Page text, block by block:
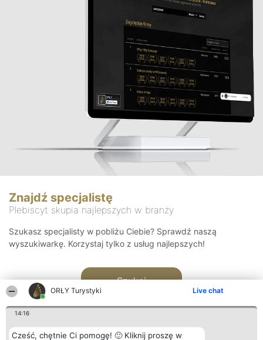
ORŁY Turystyki Live chat
14:16
Cześć, chętnie Ci pomogę! 🙂 Kliknij proszę w
Znajdź specjalistę
Plebiscyt skupia najlepszych w branży
Szukasz specjalisty w pobliżu Ciebie? Sprawdź naszą
wyszukiwarkę. Korzystaj tylko z usług najlepszych!
Szukaj